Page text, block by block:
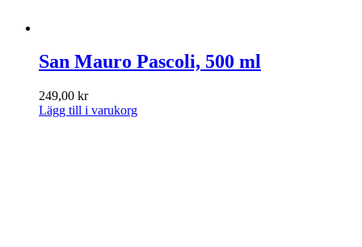
San Mauro Pascoli, 500 ml
249,00 kr
Lägg till i varukorg